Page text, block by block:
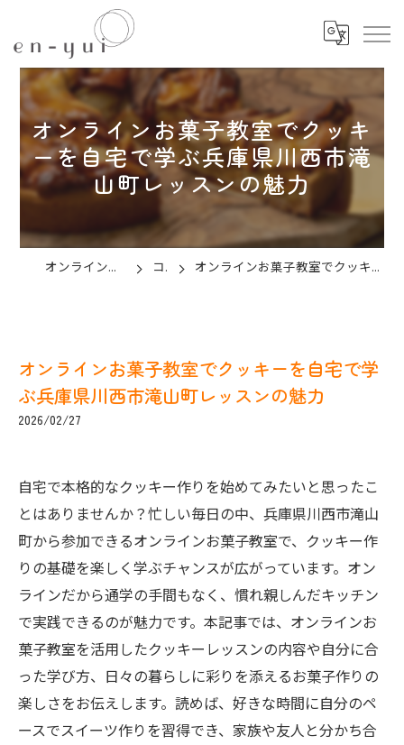
オンラインお菓子教室でクッキ
ーを自宅で学ぶ兵庫県川西市滝
山町レッスンの魅力
オンラインのお菓子教室ならen-yui コラム オンラインお菓子教室でクッキーを自宅で学ぶ兵庫県川西市滝山町レッスンの魅力
オンラインお菓子教室でクッキーを自宅で学
ぶ兵庫県川西市滝山町レッスンの魅力
2026/02/27
自宅で本格的なクッキー作りを始めてみたいと思ったこ
とはありませんか？忙しい毎日の中、兵庫県川西市滝山
町から参加できるオンラインお菓子教室で、クッキー作
りの基礎を楽しく学ぶチャンスが広がっています。オン
ラインだから通学の手間もなく、慣れ親しんだキッチン
で実践できるのが魅力です。本記事では、オンラインお
菓子教室を活用したクッキーレッスンの内容や自分に合
った学び方、日々の暮らしに彩りを添えるお菓子作りの
楽しさをお伝えします。読めば、好きな時間に自分のペ
ースでスイーツ作りを習得でき、家族や友人と分かち合